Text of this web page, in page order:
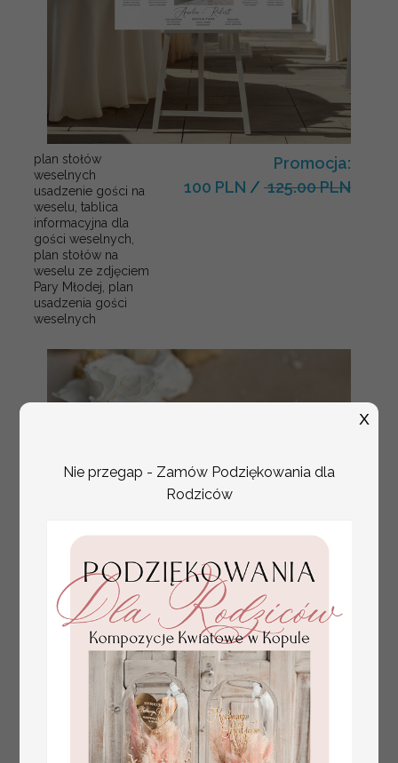
plan stołów
weselnych
usadzenie gości na
weselu, tablica
informacyjna dla
gości weselnych,
plan stołów na
weselu ze zdjęciem
Pary Młodej, plan
usadzenia gości
weselnych
Promocja:
100 PLN / 125.00 PLN
złote winietki na komunię, winietka
dekoracja stołu na komunii, komunijne
winietki z naturalnym kłosem
4.50 PLN
Nie przegap - Zamów Podziękowania dla
Rodziców
X